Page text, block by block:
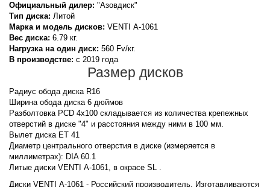
Официальный дилер: "Азовдиск"
Тип диска: Литой
Марка и модель дисков: VENTI А-1061
Вес диска: 6.79 кг.
Нагрузка на один диск: 560 Fv/кг.
В производстве: с 2019 года
Размер дисков
Радиус обода диска R16
Ширина обода диска 6 дюймов
Разболтовка PCD 4x100 складывается из количества крепежных
отверстий в диске "4" и расстояния между ними в 100 мм.
Вылет диска ET 41
Диаметр центрального отверстия в диске (измеряется в
миллиметрах): DIA 60.1
Литые диски VENTI А-1061, в окрасе SL .
Диски VENTI А-1061 - Российский производитель. Изготавливаются